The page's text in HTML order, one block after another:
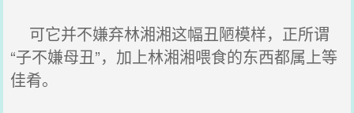
可它并不嫌弃林湘湘这幅丑陋模样，正所谓
“子不嫌母丑”，加上林湘湘喂食的东西都属上等
佳肴。